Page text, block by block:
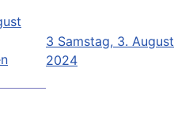
3 Samstag, 3. August
2024